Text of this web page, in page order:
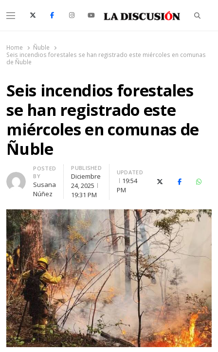
Menu
Home
Ñuble
Seis incendios forestales se han registrado este miércoles en comunas
de Ñuble
Seis incendios forestales
se han registrado este
miércoles en comunas de
Ñuble
Author
POSTED
BY
Susana
Núñez
PUBLISHED
Diciembre
24, 2025
19:31 PM
UPDATED
19:54
PM
X (Twitter)Facebook